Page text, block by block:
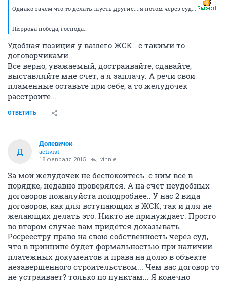
Однако зачем что то делать..пусть другие....я потом через суд...
Пиррова победа, господа..
Удобная позиция у вашего ЖСК.. с такими то
договорчиками...
Все верно, уважаемый, достраивайте, сдавайте,
выставляйте мне счет, а я заплачу. А речи свои
пламенные оставьте при себе, а то желудочек
расстроите...
ОТВЕТИТЬ
Д
Долевичок
activist
18 февраля 2015 vinnie
За мой желудочек не беспокойтесь..с ним всё в
порядке, недавно проверялся. А на счет неудобных
договоров пожалуйста поподробнее.. У нас 2 вида
договоров, как для вступающих в ЖСК, так и для не
желающих делать это. Никто не принуждает. Просто
во втором случае вам придётся доказывать
Росреестру право на свою собственность через суд,
что в принципе будет формальностью при наличии
платежных документов и права на долю в объекте
незавершенного строительством... Чем вас договор то
не устраивает? только по пунктам... Я конечно